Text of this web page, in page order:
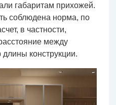
габаритам прихожей.
соблюдена норма, по
в частности,
между
конструкции.